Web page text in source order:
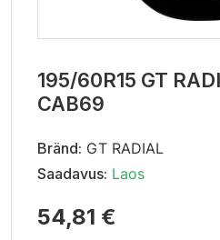
195/60R15 GT
CAB69
Bränd: GT RADIAL
Saadavus: Laos
54,81 €